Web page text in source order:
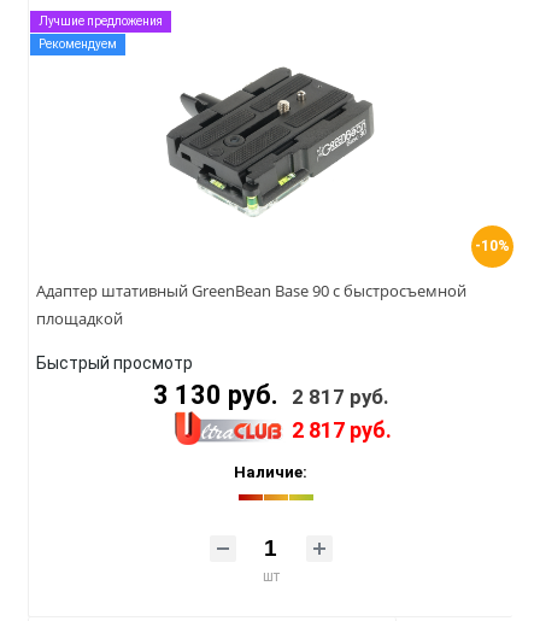
-10%
Лучшие предложения
Рекомендуем
Адаптер штативный GreenBean Base 90 с быстросъемной
площадкой
Быстрый просмотр
3 130 руб. 2 817 руб.
2 817 руб.
Наличие:
шт